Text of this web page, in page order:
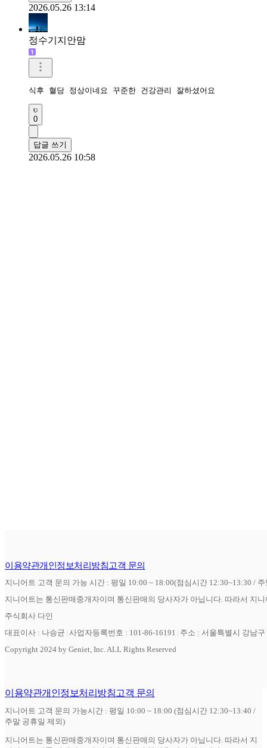
2026.05.26 13:14
정수기지안맘
식후 혈당 정상이네요 꾸준한 건강관리 잘하셨어요
0
답글 쓰기
2026.05.26 10:58
이용약관개인정보처리방침고객 문의
지니어트 고객 문의 가능 시간 : 평일 10:00 ~ 18:00(점심시간 12:30~13:30 /
지니어트는 통신판매중개자이며 통신판매의 당사자가 아닙니다. 따라서 지
주식회사 다인
대표이사 : 나승균 사업자등록번호 : 101-86-16191
주소 : 서울특별시 강남
Copyright 2024 by Geniet, Inc. ALL Rights Reserved
이용약관개인정보처리방침고객 문의
지니어트 고객 문의 가능시간 : 평일 10:00 ~ 18:00 (점심시간 12:30~13:40 /
주말 공휴일 제외)
지니어트는 통신판매중개자이며 통신판매의 당사자가 아닙니다. 따라서 지